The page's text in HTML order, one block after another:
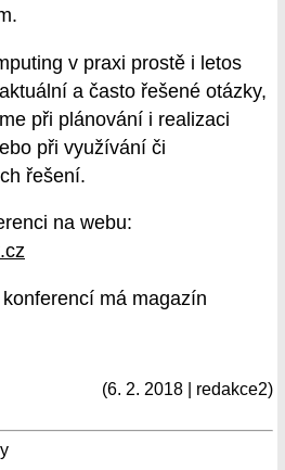
v praxi prostě i letos
a často řešené otázky,
při plánování i realizaci
při využívání či
řešení.
na webu:
má magazín
(6. 2. 2018 | redakce2)